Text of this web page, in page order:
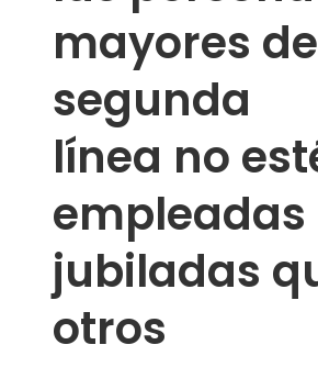
mayores de
segunda
línea no
empleadas
jubiladas
otros